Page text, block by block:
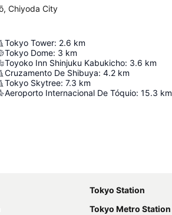
Chiyoda City
Tokyo Tower: 2.6 km
Tokyo Dome: 3 km
Toyoko Inn Shinjuku Kabukicho: 3.6 km
Cruzamento De Shibuya: 4.2 km
Tokyo Skytree: 7.3 km
Aeroporto Internacional De Tóquio: 15.3 km
Tokyo Station
Tokyo Metro Station